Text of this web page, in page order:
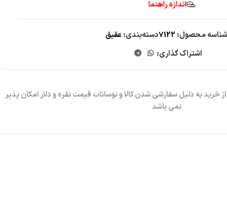
اندازه راهنما
شناسه محصول: 7122دسته‌بندی:عقیق
اشتراک گذاری: